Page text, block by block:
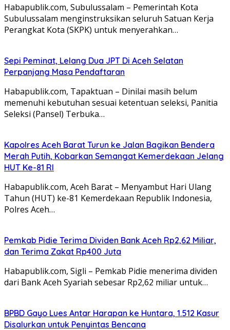
Habapublik.com, Subulussalam – Pemerintah Kota
Subulussalam menginstruksikan seluruh Satuan Kerja
Perangkat Kota (SKPK) untuk menyerahkan…
Sepi Peminat, Lelang Dua JPT Di Aceh Selatan
Perpanjang Masa Pendaftaran
Habapublik.com, Tapaktuan – Dinilai masih belum
memenuhi kebutuhan sesuai ketentuan seleksi, Panitia
Seleksi (Pansel) Terbuka…
Kapolres Aceh Barat Turun ke Jalan Bagikan Bendera
Merah Putih, Kobarkan Semangat Kemerdekaan Jelang
HUT Ke-81 RI
Habapublik.com, Aceh Barat – Menyambut Hari Ulang
Tahun (HUT) ke-81 Kemerdekaan Republik Indonesia,
Polres Aceh…
Pemkab Pidie Terima Dividen Bank Aceh Rp2,62 Miliar,
dan Terima Zakat Rp400 Juta
Habapublik.com, Sigli – Pemkab Pidie menerima dividen
dari Bank Aceh Syariah sebesar Rp2,62 miliar untuk…
BPBD Gayo Lues Antar Harapan ke Huntara, 1.512 Kasur
Disalurkan untuk Penyintas Bencana